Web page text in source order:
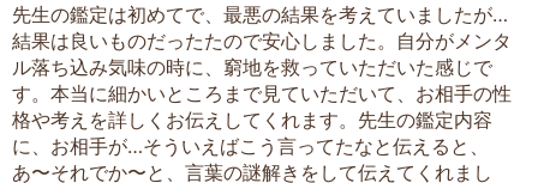
先生の鑑定は初めてで、最悪の結果を考えていましたが…
結果は良いものだったたので安心しました。自分がメンタ
ル落ち込み気味の時に、窮地を救っていただいた感じで
す。本当に細かいところまで見ていただいて、お相手の性
格や考えを詳しくお伝えしてくれます。先生の鑑定内容
に、お相手が…そういえばこう言ってたなと伝えると、
あ〜それでか〜と、言葉の謎解きをして伝えてくれまし